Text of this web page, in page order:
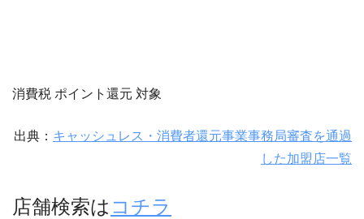
消費税 ポイント還元 対象
出典： キャッシュレス・消費者還元事業事務局審査を通過
した加盟店一覧
店舗検索は コチラ